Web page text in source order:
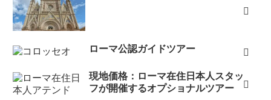
日は長い行列ができており、予約していただいて本当に
良かったと思いました。入館方法等も詳しく教えていた
術館をゆっくりと満喫することができました。
また、ＨＰで紹介されていたルチアーノで素敵な手袋も
購入させていただきました。ＨＰを印刷していったおか
ローマ公認ガイドツアー
現地価格：ローマ在住日本人スタッ
フが開催するオプショナルツアー